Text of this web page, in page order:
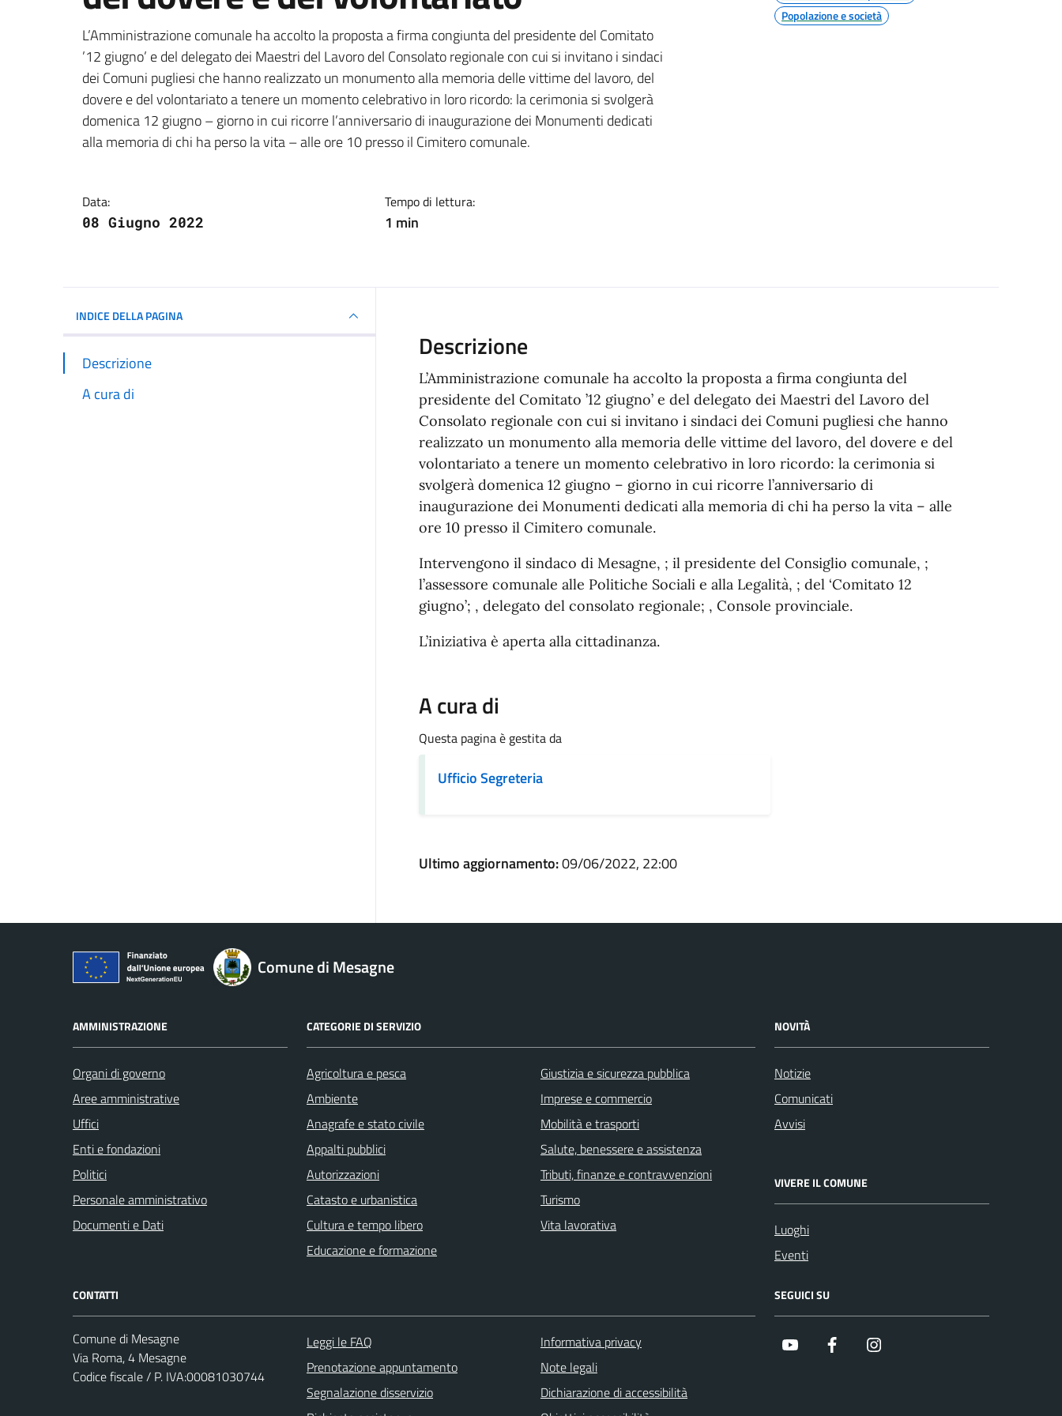
Dettagli della notizia
L’Amministrazione comunale ha accolto la proposta a firma congiunta del presidente del Comitato
’12 giugno’ e del delegato dei Maestri del Lavoro del Consolato regionale con cui si invitano i sindaci
dei Comuni pugliesi che hanno realizzato un monumento alla memoria delle vittime del lavoro, del
dovere e del volontariato a tenere un momento celebrativo in loro ricordo: la cerimonia si svolgerà
domenica 12 giugno – giorno in cui ricorre l’anniversario di inaugurazione dei Monumenti dedicati
alla memoria di chi ha perso la vita – alle ore 10 presso il Cimitero comunale.
Data:
08 Giugno 2022
Tempo di lettura:
1 min
Popolazione e società
INDICE DELLA PAGINA
Descrizione
A cura di
Descrizione
L’Amministrazione comunale ha accolto la proposta a firma congiunta del
presidente del Comitato ’12 giugno’ e del delegato dei Maestri del Lavoro del
Consolato regionale con cui si invitano i sindaci dei Comuni pugliesi che hanno
realizzato un monumento alla memoria delle vittime del lavoro, del dovere e del
volontariato a tenere un momento celebrativo in loro ricordo: la cerimonia si
svolgerà domenica 12 giugno – giorno in cui ricorre l’anniversario di
inaugurazione dei Monumenti dedicati alla memoria di chi ha perso la vita – alle
ore 10 presso il Cimitero comunale.
Intervengono il sindaco di Mesagne, ; il presidente del Consiglio comunale, ;
l’assessore comunale alle Politiche Sociali e alla Legalità, ; del ‘Comitato 12
giugno’; , delegato del consolato regionale; , Console provinciale.
L’iniziativa è aperta alla cittadinanza.
A cura di
Questa pagina è gestita da
Ufficio Segreteria
Ultimo aggiornamento:09/06/2022, 22:00
Comune di Mesagne
AMMINISTRAZIONE
Organi di governo
Aree amministrative
Uffici
Enti e fondazioni
Politici
Personale amministrativo
Documenti e Dati
CATEGORIE DI SERVIZIO
Agricoltura e pesca
Ambiente
Anagrafe e stato civile
Appalti pubblici
Autorizzazioni
Catasto e urbanistica
Cultura e tempo libero
Educazione e formazione
Giustizia e sicurezza pubblica
Imprese e commercio
Mobilità e trasporti
Salute, benessere e assistenza
Tributi, finanze e contravvenzioni
Turismo
Vita lavorativa
NOVITÀ
Notizie
Comunicati
Avvisi
VIVERE IL COMUNE
Luoghi
Eventi
CONTATTI
Comune di Mesagne
Via Roma, 4 Mesagne
Codice fiscale / P. IVA:00081030744
Leggi le FAQ
Prenotazione appuntamento
Segnalazione disservizio
Informativa privacy
Note legali
Dichiarazione di accessibilità
SEGUICI SU
Youtube Facebook